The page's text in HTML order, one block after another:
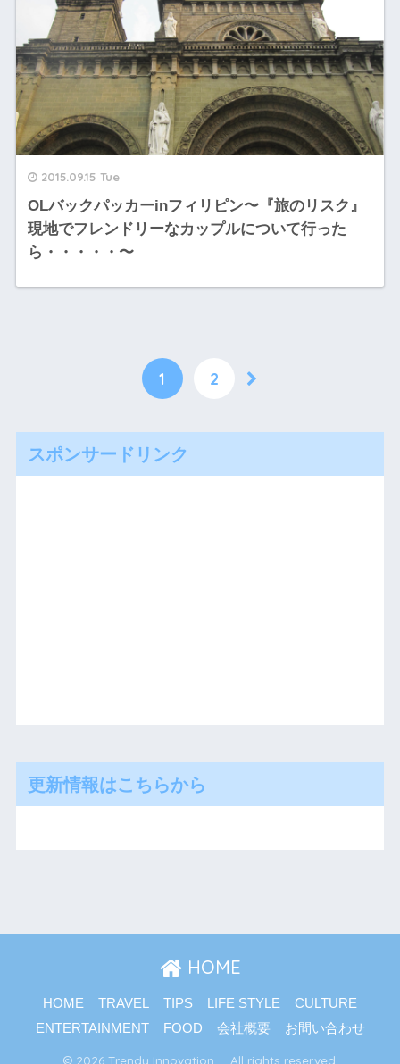
2015.09.15 Tue
OLバックパッカーinフィリピン〜『旅のリスク』
現地でフレンドリーなカップルについて行った
ら・・・・・〜
1 2
スポンサードリンク
更新情報はこちらから
HOME
HOME TRAVEL TIPS LIFE STYLE
CULTURE
ENTERTAINMENT
FOOD 会社概要 お問い合わせ
© 2026 Trendy Innovation All rights reserved.